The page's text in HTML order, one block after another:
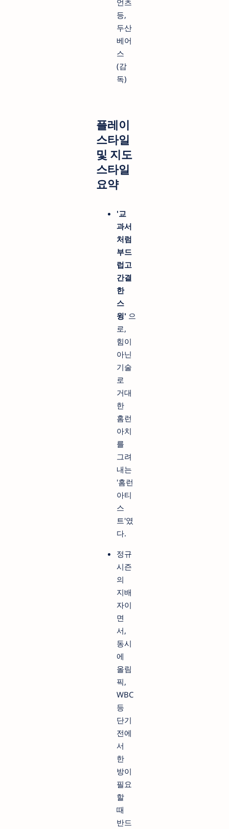
언츠
등,
두산
베어
스
(감
독)
플레이
스타일
및 지도
스타일
요약
'교
과서
처럼
부드
럽고
간결
한
스
윙' 으
로,
힘이
아닌
기술
로
거대
한
홈런
아치
를
그려
내는
'홈런
아티
스
트'였
다.
정규
시즌
의
지배
자이
면
서,
동시
에
올림
픽,
WBC
등
단기
전에
서
한
방이
필요
할
때
반드